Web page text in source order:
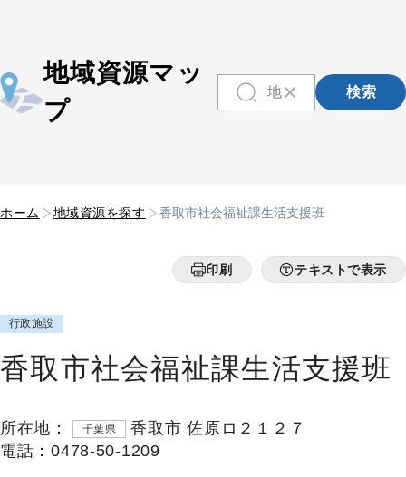
地域資源マッ
プ
検索
ホーム 地域資源を探す 香取市社会福祉課生活支援班
印刷 テキストで表示
行政施設
香取市社会福祉課生活支援班
所在地： 千葉県
香取市 佐原ロ２１２７
電話：0478-50-1209